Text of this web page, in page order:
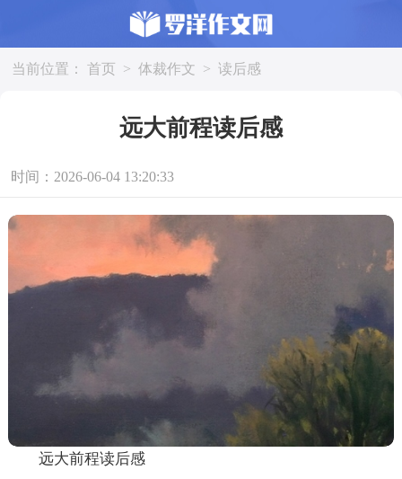
当前位置： 首页 > 体裁作文 > 读后感
远大前程读后感
时间：2026-06-04 13:20:33
远大前程读后感